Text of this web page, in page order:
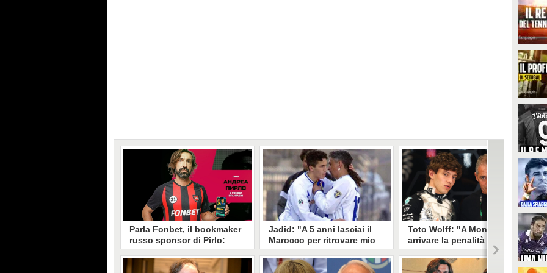
Parla Fonbet, il bookmaker
russo sponsor di Pirlo:
"Bugie e disinformazione
su uno dei più grandi della
Jadid: "A 5 anni lasciai il
Marocco per ritrovare mio
padre in Italia, sono finito a
giocare con Baggio"
Toto Wolff: "A Monza può
arrivare la penalità per Kimi
Antonelli. Ma ne devo
parlare col papà Marco"